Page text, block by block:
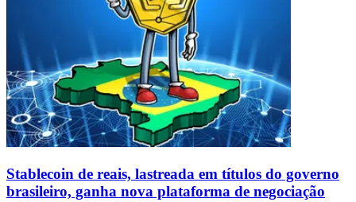
Stablecoin de reais, lastreada em títulos do governo
brasileiro, ganha nova plataforma de negociação